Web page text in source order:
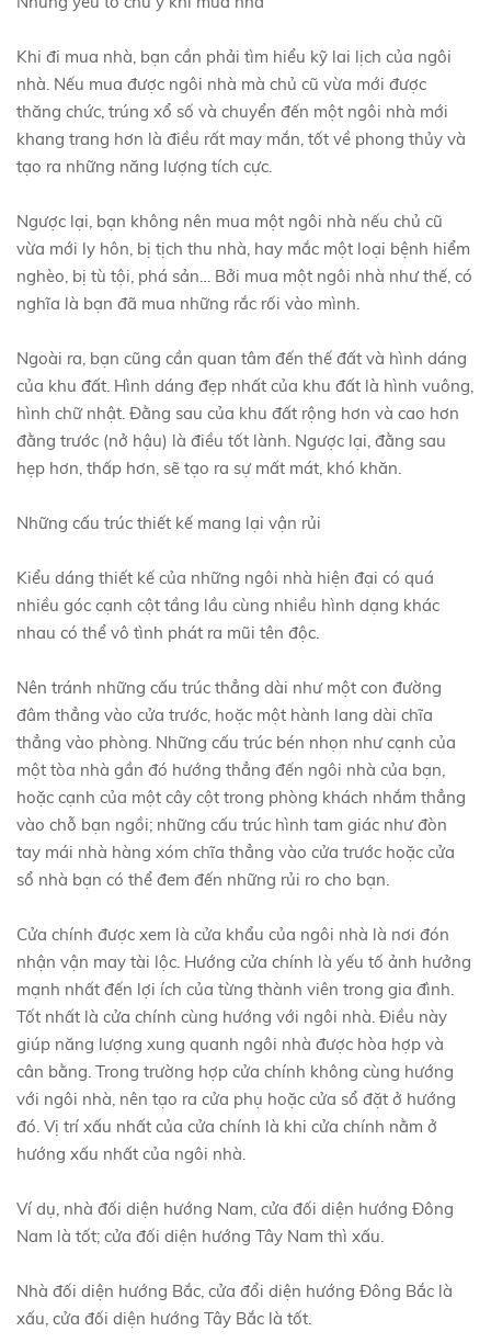
Khi đi mua nhà, bạn cần phải tìm hiểu kỹ lai lịch của ngôi
nhà. Nếu mua được ngôi nhà mà chủ cũ vừa mới được
thăng chức, trúng xổ số và chuyển đến một ngôi nhà mới
khang trang hơn là điều rất may mắn, tốt về phong thủy và
tạo ra những năng lượng tích cực.
Ngược lại, bạn không nên mua một ngôi nhà nếu chủ cũ
vừa mới ly hôn, bị tịch thu nhà, hay mắc một loại bệnh hiểm
nghèo, bị tù tội, phá sản… Bởi mua một ngôi nhà như thế, có
nghĩa là bạn đã mua những rắc rối vào mình.
Ngoài ra, bạn cũng cần quan tâm đến thế đất và hình dáng
của khu đất. Hình dáng đẹp nhất của khu đất là hình vuông,
hình chữ nhật. Đằng sau của khu đất rộng hơn và cao hơn
đằng trước (nở hậu) là điều tốt lành. Ngược lại, đằng sau
hẹp hơn, thấp hơn, sẽ tạo ra sự mất mát, khó khăn.
Những cấu trúc thiết kế mang lại vận rủi
Kiểu dáng thiết kế của những ngôi nhà hiện đại có quá
nhiều góc cạnh cột tầng lầu cùng nhiều hình dạng khác
nhau có thể vô tình phát ra mũi tên độc.
Nên tránh những cấu trúc thẳng dài như một con đường
đâm thẳng vào cửa trước, hoặc một hành lang dài chĩa
thẳng vào phòng. Những cấu trúc bén nhọn như cạnh của
một tòa nhà gần đó hướng thẳng đến ngôi nhà của bạn,
hoặc cạnh của một cây cột trong phòng khách nhắm thẳng
vào chỗ bạn ngồi; những cấu trúc hình tam giác như đòn
tay mái nhà hàng xóm chĩa thẳng vào cửa trước hoặc cửa
sổ nhà bạn có thể đem đến những rủi ro cho bạn.
Cửa chính được xem là cửa khẩu của ngôi nhà là nơi đón
nhận vận may tài lộc. Hướng cửa chính là yếu tố ảnh hưởng
mạnh nhất đến lợi ích của từng thành viên trong gia đình.
Tốt nhất là cửa chính cùng hướng với ngôi nhà. Điều này
giúp năng lượng xung quanh ngôi nhà được hòa hợp và
cân bằng. Trong trường hợp cửa chính không cùng hướng
với ngôi nhà, nên tạo ra cửa phụ hoặc cửa sổ đặt ở hướng
đó. Vị trí xấu nhất của cửa chính là khi cửa chính nằm ở
hướng xấu nhất của ngôi nhà.
Ví dụ, nhà đối diện hướng Nam, cửa đối diện hướng Đông
Nam là tốt; cửa đối diện hướng Tây Nam thì xấu.
Nhà đối diện hướng Bắc, cửa đổi diện hướng Đông Bắc là
xấu, cửa đối diện hướng Tây Bắc là tốt.